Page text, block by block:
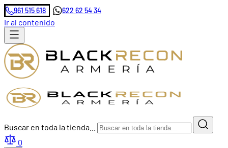
961 515 618 622 62 54 34
Ir al contenido
Buscar en toda la tienda...
0